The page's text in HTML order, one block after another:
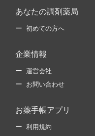
あなたの調剤薬局
初めての方へ
企業情報
運営会社
お問い合わせ
お薬手帳アプリ
利用規約